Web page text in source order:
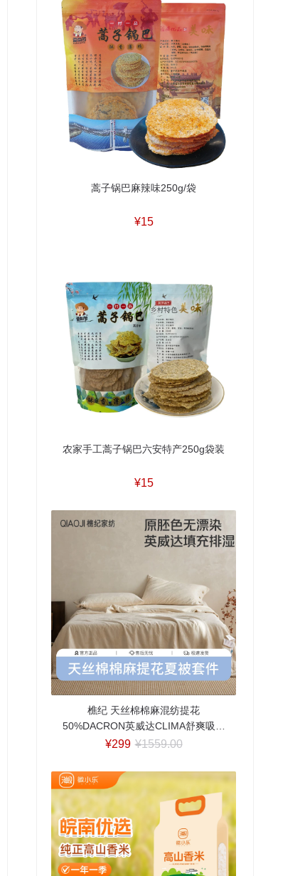
蒿子锅巴麻辣味250g/袋
¥15
农家手工蒿子锅巴六安特产250g袋装
¥15
樵纪 天丝棉棉麻混纺提花
50%DACRON英威达CLIMA舒爽吸湿
排汗纤维夏被/四件套 单双人空调被芯
¥299 ¥1559.00